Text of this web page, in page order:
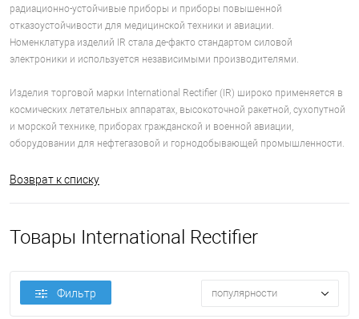
радиационно-устойчивые приборы и приборы повышенной
отказоустойчивости для медицинской техники и авиации.
Номенклатура изделий IR стала де-факто стандартом силовой
электроники и используется независимыми производителями.
Изделия торговой марки International Rectifier (IR) широко применяется в
космических летательных аппаратах, высокоточной ракетной, сухопутной
и морской технике, приборах гражданской и военной авиации,
оборудовании для нефтегазовой и горнодобывающей промышленности.
Возврат к списку
Товары International Rectifier
Фильтр популярности